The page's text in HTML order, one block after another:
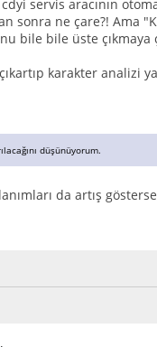
servis aracının
ne çare?! Ama
bile bile üste
karakter analizi
düşünüyorum.
da artış